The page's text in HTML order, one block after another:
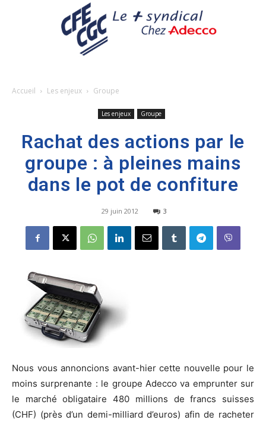
Accueil Les enjeux Groupe
Les enjeux Groupe
Rachat des actions par le
groupe : à pleines mains
dans le pot de confiture
29 juin 2012 3
Nous vous annoncions avant-hier cette nouvelle pour le
moins surprenante : le groupe Adecco va emprunter sur
le marché obligataire 480 millions de francs suisses
(CHF) (près d’un demi-milliard d’euros) afin de racheter